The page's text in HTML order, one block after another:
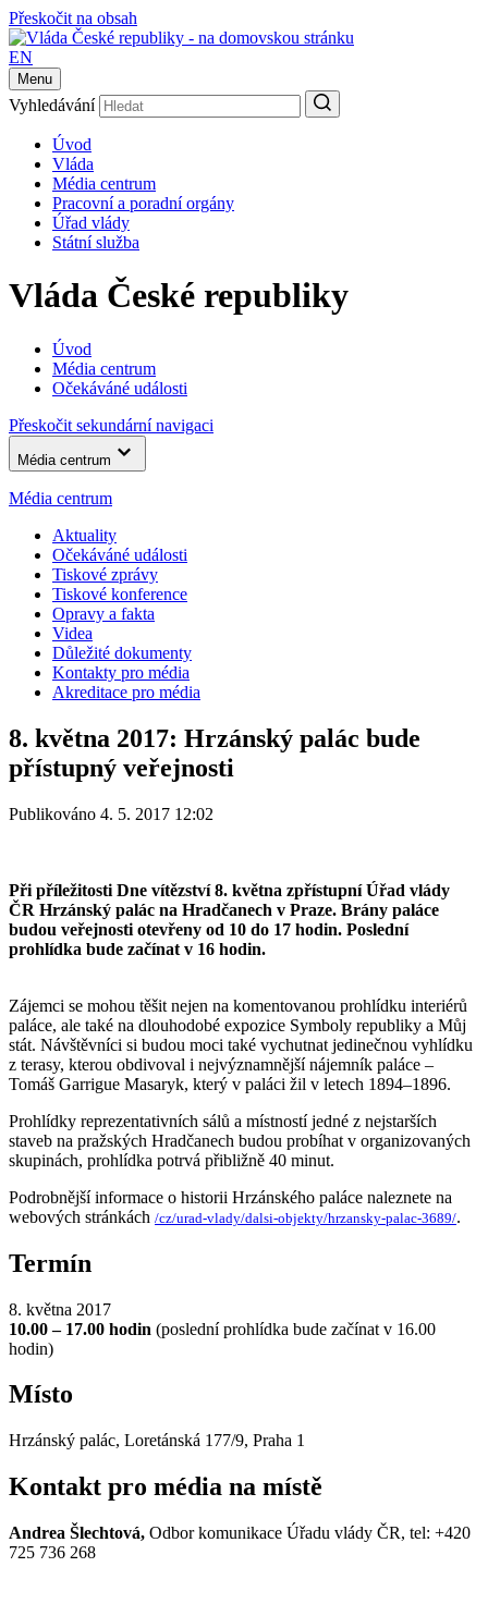
Přeskočit na obsah
EN
Menu
Vyhledávání
Úvod
Vláda
Média centrum
Pracovní a poradní orgány
Úřad vlády
Státní služba
Vláda České republiky
Úvod
Média centrum
Očekáváné události
Přeskočit sekundární navigaci
Média centrum
Média centrum
Aktuality
Očekáváné události
Tiskové zprávy
Tiskové konference
Opravy a fakta
Videa
Důležité dokumenty
Kontakty pro média
Akreditace pro média
8. května 2017: Hrzánský palác bude
přístupný veřejnosti
Publikováno 4. 5. 2017 12:02
Při příležitosti Dne vítězství 8. května zpřístupní Úřad vlády
ČR Hrzánský palác na Hradčanech v Praze. Brány paláce
budou veřejnosti otevřeny od 10 do 17 hodin. Poslední
prohlídka bude začínat v 16 hodin.
Zájemci se mohou těšit nejen na komentovanou prohlídku interiérů
paláce, ale také na dlouhodobé expozice Symboly republiky a Můj
stát. Návštěvníci si budou moci také vychutnat jedinečnou vyhlídku
z terasy, kterou obdivoval i nejvýznamnější nájemník paláce –
Tomáš Garrigue Masaryk, který v paláci žil v letech 1894–1896.
Prohlídky reprezentativních sálů a místností jedné z nejstarších
staveb na pražských Hradčanech budou probíhat v organizovaných
skupinách, prohlídka potrvá přibližně 40 minut.
Podrobnější informace o historii Hrzánského paláce naleznete na
webových stránkách /cz/urad-vlady/dalsi-objekty/hrzansky-palac-3689/.
Termín
8. května 2017
10.00 – 17.00 hodin (poslední prohlídka bude začínat v 16.00
hodin)
Místo
Hrzánský palác, Loretánská 177/9, Praha 1
Kontakt pro média na místě
Andrea Šlechtová, Odbor komunikace Úřadu vlády ČR, tel: +420
725 736 268